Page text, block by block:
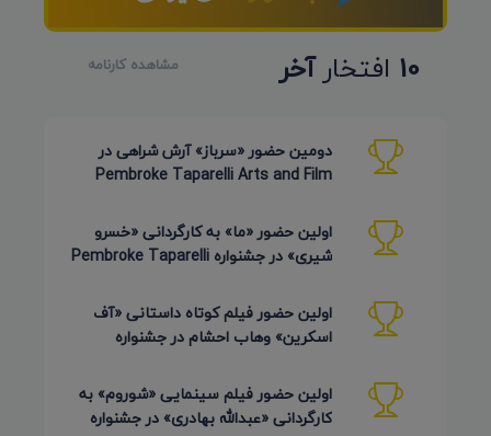
10 افتخارآخر مشاهده کارنامه
دومین حضور «سرباز» آرش شراهی در
Pembroke Taparelli Arts and Film
اولین حضور «ما» به کارگردانی «خسرو
شیری» در جشنواره Pembroke Taparelli
اولین حضور فیلم کوتاه داستانی «آف
اسکرین» وهاب احشام در جشنواره
اولین حضور فیلم سینمایی «شوروم» به
کارگردانی «عبدالله بهادری» در جشنواره